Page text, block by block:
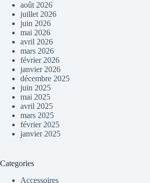
août 2026
juillet 2026
juin 2026
mai 2026
avril 2026
mars 2026
février 2026
janvier 2026
décembre 2025
juin 2025
mai 2025
avril 2025
mars 2025
février 2025
janvier 2025
Categories
Accessoires